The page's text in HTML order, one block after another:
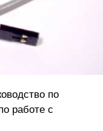
по
работе с